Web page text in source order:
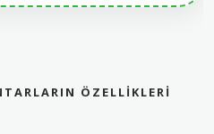
ÖZELLIKLERI